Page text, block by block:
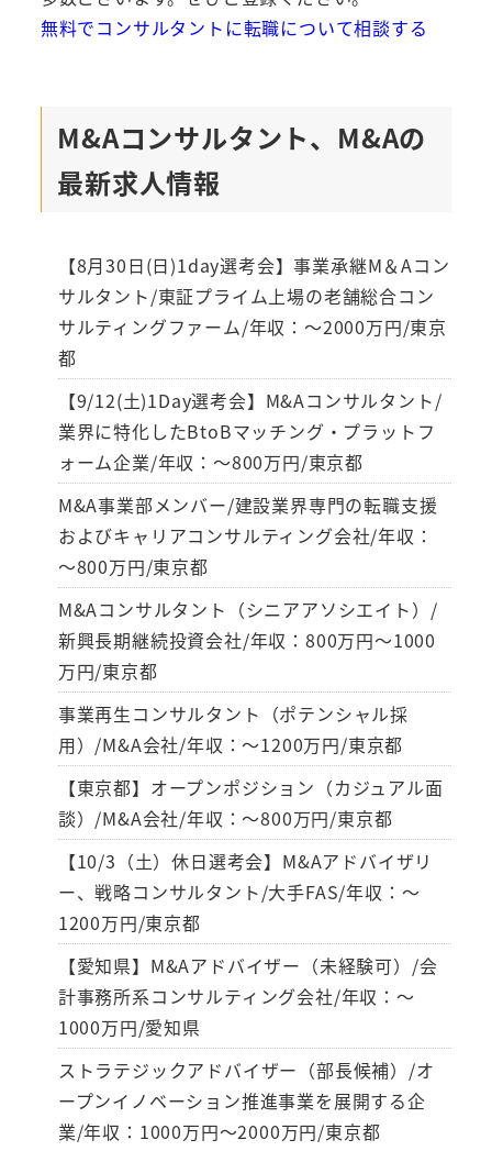
無料でコンサルタントに転職について相談する
M&Aコンサルタント、M&Aの
最新求人情報
【8月30日(日)1day選考会】事業承継M＆Aコン
サルタント/東証プライム上場の老舗総合コン
サルティングファーム/年収：～2000万円/東京
都
【9/12(土)1Day選考会】M&Aコンサルタント/
業界に特化したBtoBマッチング・プラットフ
ォーム企業/年収：～800万円/東京都
M&A事業部メンバー/建設業界専門の転職支援
およびキャリアコンサルティング会社/年収：
～800万円/東京都
M&Aコンサルタント（シニアアソシエイト）/
新興長期継続投資会社/年収：800万円～1000
万円/東京都
事業再生コンサルタント（ポテンシャル採
用）/M&A会社/年収：～1200万円/東京都
【東京都】オープンポジション（カジュアル面
談）/M&A会社/年収：～800万円/東京都
【10/3（土）休日選考会】M&Aアドバイザリ
ー、戦略コンサルタント/大手FAS/年収：～
1200万円/東京都
【愛知県】M&Aアドバイザー（未経験可）/会
計事務所系コンサルティング会社/年収：～
1000万円/愛知県
ストラテジックアドバイザー（部長候補）/オ
ープンイノベーション推進事業を展開する企
業/年収：1000万円～2000万円/東京都